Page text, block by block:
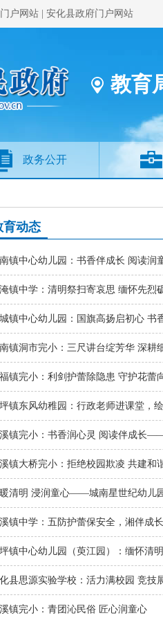
户网站 安化县政府门户网站
教育
政务公开
育动态
镇中心幼儿园：书香伴成长 阅读润
镇中学：清明祭扫寄哀思 缅怀先烈
镇中心幼儿园：国旗高扬启初心 书
镇洞市完小：三尺讲台绽芳华 深耕
镇完小：利剑护蕾除隐患 守护花蕾
镇东风幼稚园：行政老师进课堂，
镇完小：书香润心灵 阅读伴成长
镇大桥完小：拒绝校园欺凌 共建和
清明 浸润童心——城南星世纪幼儿
镇中学：五防护蕾保安全，湘伴成
镇中心幼儿园（萸江园）：缅怀
县思源实验学校：活力满校园 竞技
镇完小：青团沁民俗 匠心润童心